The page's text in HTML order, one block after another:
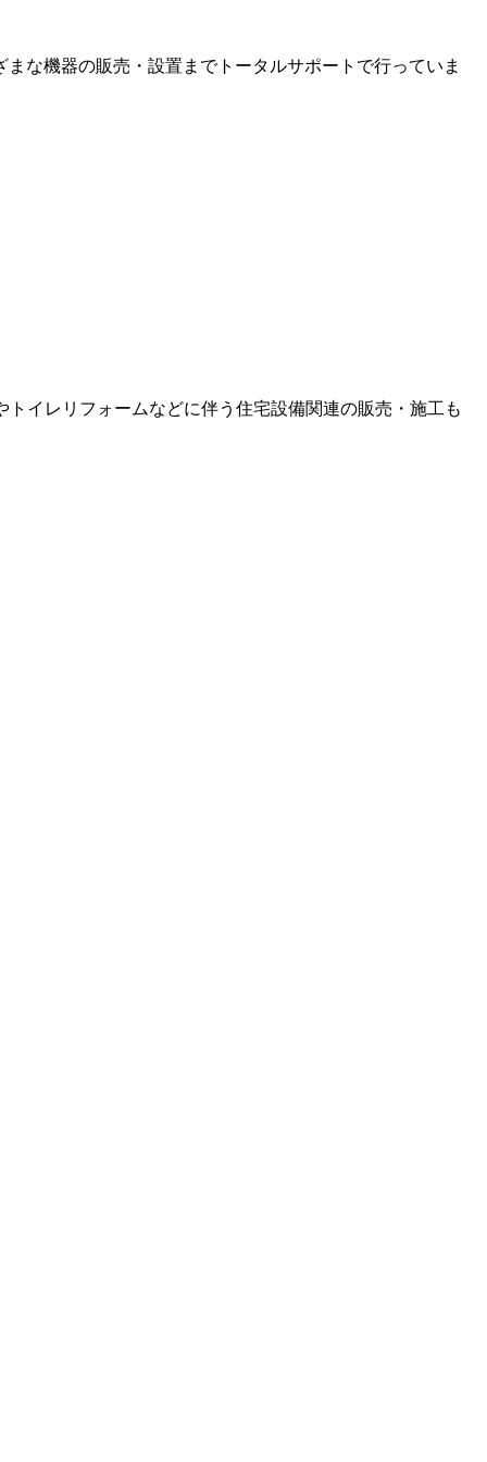
な機器の販売・設置までトータルサポートで行っていま
イレリフォームなどに伴う住宅設備関連の販売・施工も